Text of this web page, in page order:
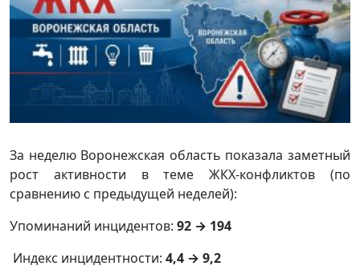
За неделю Воронежская область показала заметный
рост активности в теме ЖКХ-конфликтов (по
сравнению с предыдущей неделей):
Упоминаний инцидентов: 92 → 194
Индекс инцидентности: 4,4 → 9,2